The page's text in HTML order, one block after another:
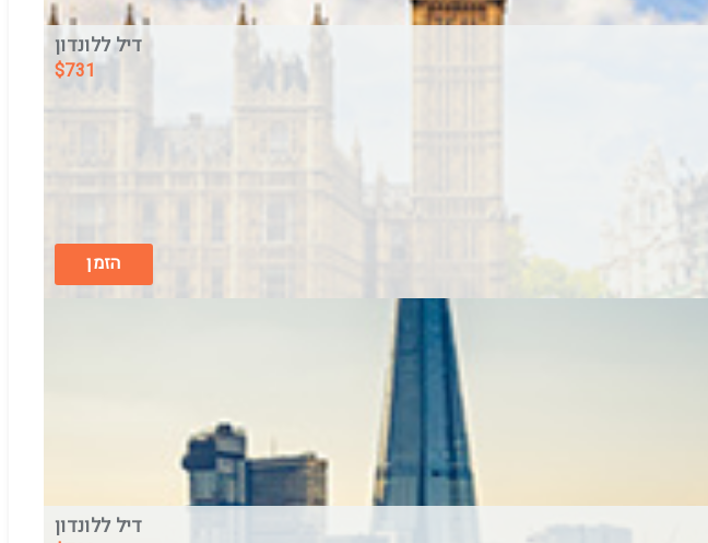
דיל ללונדון
$731
הזמן
ROYAL NATIONAL
07/8/26
דיל ללונדון